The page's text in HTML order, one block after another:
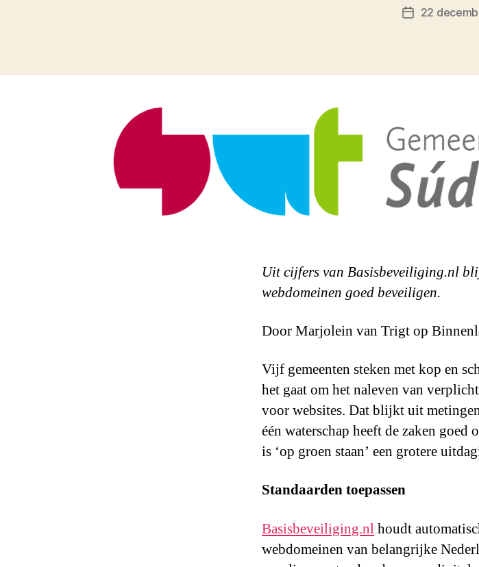
Berichtdatum
22
Uit cijfers van Basisbeveiliging.nl
webdomeinen goed beveiligen.
Door Marjolein van Trigt op
Vijf gemeenten steken met kop en
het gaat om het naleven van
voor websites. Dat blijkt uit
één waterschap heeft de zaken goed
is ‘op groen staan’ een grotere
Standaarden toepassen
Basisbeveiliging.nlhoudt
webdomeinen van belangrijke